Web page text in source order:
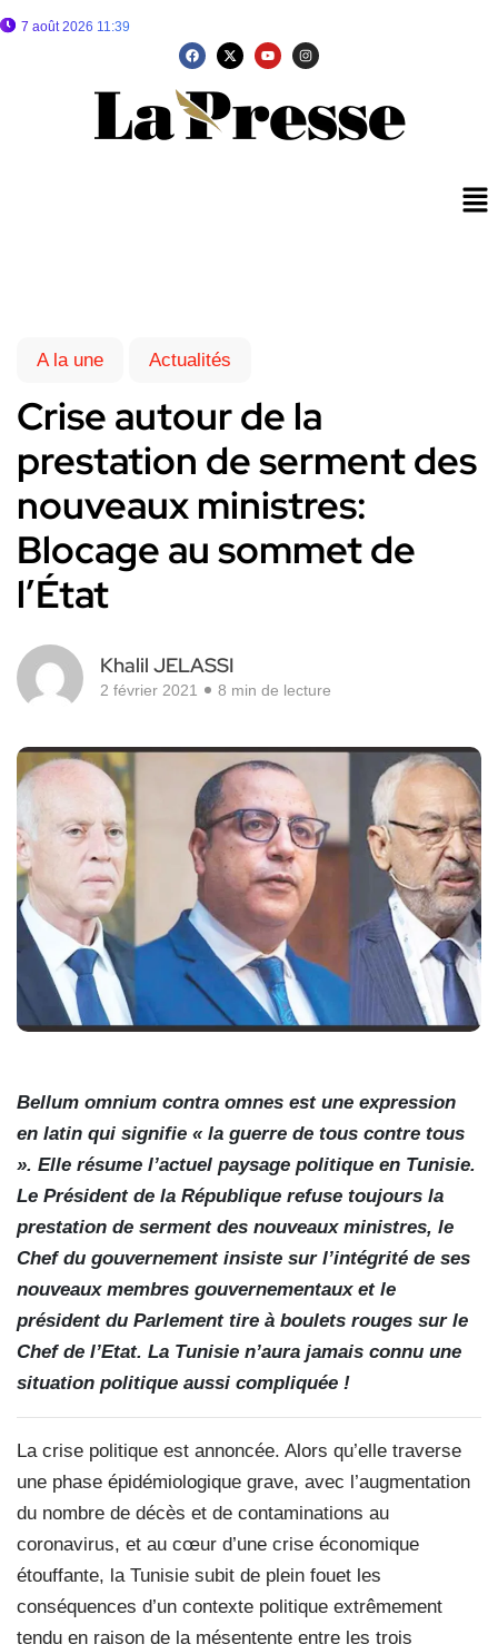
7 août 2026 11:39
A la une Actualités
Crise autour de la
prestation de serment des
nouveaux ministres:
Blocage au sommet de
l’État
Khalil JELASSI
2 février 2021 8 min de lecture
Bellum omnium contra omnes est une expression
en latin qui signifie « la guerre de tous contre tous
». Elle résume l’actuel paysage politique en Tunisie.
Le Président de la République refuse toujours la
prestation de serment des nouveaux ministres, le
Chef du gouvernement insiste sur l’intégrité de ses
nouveaux membres gouvernementaux et le
président du Parlement tire à boulets rouges sur le
Chef de l’Etat. La Tunisie n’aura jamais connu une
situation politique aussi compliquée !
La crise politique est annoncée. Alors qu’elle traverse
une phase épidémiologique grave, avec l’augmentation
du nombre de décès et de contaminations au
coronavirus, et au cœur d’une crise économique
étouffante, la Tunisie subit de plein fouet les
conséquences d’un contexte politique extrêmement
tendu en raison de la mésentente entre les trois